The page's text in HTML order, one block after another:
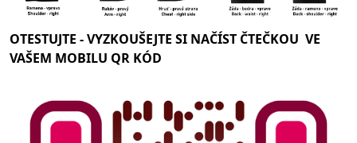
OTESTUJTE -VYZKOUŠEJTE SI NAČÍST ČTEČKOU VE
VAŠEM MOBILU QR KÓD